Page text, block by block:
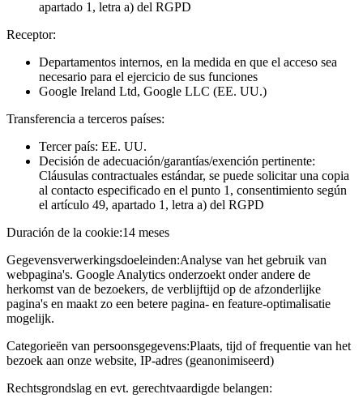
apartado 1, letra a) del RGPD
Receptor:
Departamentos internos, en la medida en que el acceso sea
necesario para el ejercicio de sus funciones
Google Ireland Ltd, Google LLC (EE. UU.)
Transferencia a terceros países:
Tercer país: EE. UU.
Decisión de adecuación/garantías/exención pertinente:
Cláusulas contractuales estándar, se puede solicitar una copia
al contacto especificado en el punto 1, consentimiento según
el artículo 49, apartado 1, letra a) del RGPD
Duración de la cookie:14 meses
Gegevensverwerkingsdoeleinden:Analyse van het gebruik van
webpagina's. Google Analytics onderzoekt onder andere de
herkomst van de bezoekers, de verblijftijd op de afzonderlijke
pagina's en maakt zo een betere pagina- en feature-optimalisatie
mogelijk.
Categorieën van persoonsgegevens:Plaats, tijd of frequentie van het
bezoek aan onze website, IP-adres (geanonimiseerd)
Rechtsgrondslag en evt. gerechtvaardigde belangen: